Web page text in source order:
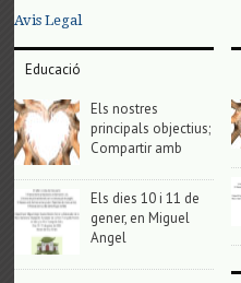
Avis Legal
Educació
Els nostres
principals objectius;
Compartir amb
Els dies 10 i 11 de
gener, en Miguel
Angel